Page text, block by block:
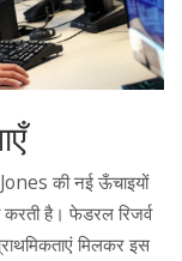
की नई ऊँचाइयों
करती है। फेडरल रिजर्व
मिलकर इस